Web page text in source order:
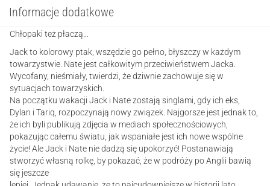
Informacje dodatkowe
Chłopaki też płaczą…
Jack to kolorowy ptak, wszędzie go pełno, błyszczy w każdym
towarzystwie. Nate jest całkowitym przeciwieństwem Jacka.
Wycofany, nieśmiały, twierdzi, że dziwnie zachowuje się w
sytuacjach towarzyskich.
Na początku wakacji Jack i Nate zostają singlami, gdy ich eks,
Dylan i Tariq, rozpoczynają nowy związek. Najgorsze jest jednak to,
że ich byli publikują zdjęcia w mediach społecznościowych,
pokazując całemu światu, jak wspaniałe jest ich nowe wspólne
życie! Ale Jack i Nate nie dadzą się upokorzyć! Postanawiają
stworzyć własną rolkę, by pokazać, że w podróży po Anglii bawią
się jeszcze